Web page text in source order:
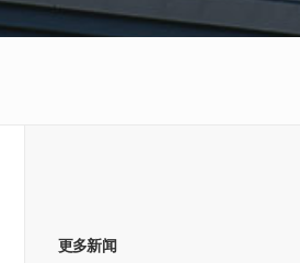
更多新闻